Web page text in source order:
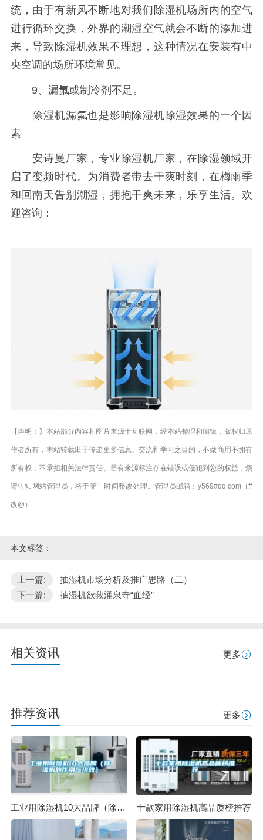
统，由于有新风不断地对我们除湿机场所内的空气
进行循环交换，外界的潮湿空气就会不断的添加进
来，导致除湿机效果不理想，这种情况在安装有中
央空调的场所环境常见。
9、漏氟或制冷剂不足。
除湿机漏氟也是影响除湿机除湿效果的一个因
素
安诗曼厂家，专业除湿机厂家，在除湿领域开
启了变频时代。为消费者带去干爽时刻，在梅雨季
和回南天告别潮湿，拥抱干爽未来，乐享生活。欢
迎咨询：
【声明：】本站部分内容和图片来源于互联网，经本站整理和编辑，版权归原
作者所有，本站转载出于传递更多信息、交流和学习之目的，不做商用不拥有
所有权，不承担相关法律责任。若有来源标注存在错误或侵犯到您的权益，烦
请告知网站管理员，将于第一时间整改处理。管理员邮箱：y569#qq.com（#
改@）
本文标签：
上一篇:
抽湿机市场分析及推广思路（二）
下一篇:
抽湿机欲救涌泉寺“血经”
相关资讯 更多
推荐资讯 更多
工业用除湿机10大品牌（除湿机的作用与功效） 十款家用除湿机高品质榜推荐